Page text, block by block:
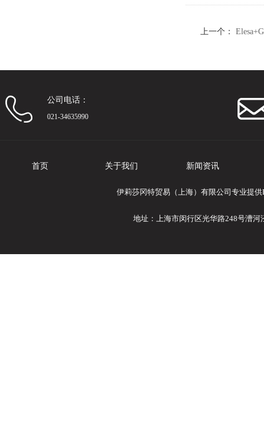
上一个：
公司电话：
021-34635990
首页 关于我们 新闻资讯
伊莉莎冈特贸易（上海）有限公司专业提
地址：上海市闵行区光华路248号漕